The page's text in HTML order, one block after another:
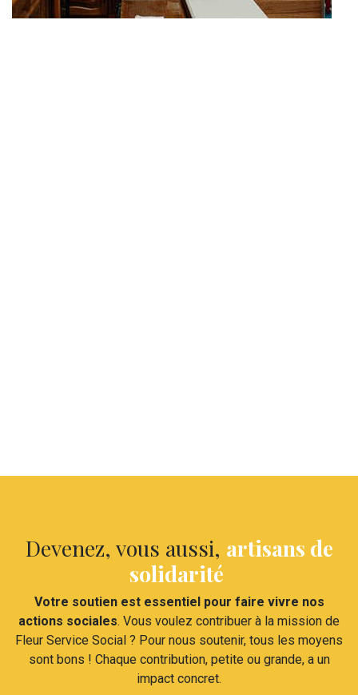
Devenez, vous aussi, artisans de
solidarité
Votre soutien est essentiel pour faire vivre nos
actions sociales. Vous voulez contribuer à la mission de
Fleur Service Social ? Pour nous soutenir, tous les moyens
sont bons ! Chaque contribution, petite ou grande, a un
impact concret.​